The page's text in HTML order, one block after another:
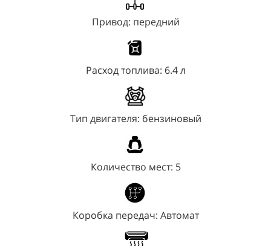
Привод: передний
Расход топлива: 6.4 л
Тип двигателя: бензиновый
Количество мест: 5
Коробка передач: Автомат